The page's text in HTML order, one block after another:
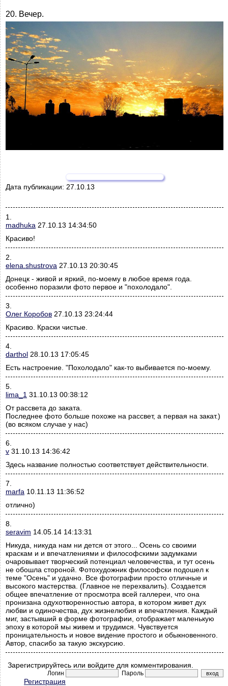
20. Вечер.
Дата публикации: 27.10.13
1.
madhuka 27.10.13 14:34:50
Красиво!
2.
elena.shustrova 27.10.13 20:30:45
Донецк - живой и яркий, по-моему в любое время года.
особенно поразили фото первое и "похолодало".
3.
Олег Коробов 27.10.13 23:24:44
Красиво. Краски чистые.
4.
darthol 28.10.13 17:05:45
Есть настроение. "Похолодало" как-то выбивается по-моему.
5.
lima_1 31.10.13 00:38:12
От рассвета до заката.
Последнее фото больше похоже на рассвет, а первая на закат.)
(во всяком случае у нас)
6.
v 31.10.13 14:36:42
Здесь название полностью соответствует действительности.
7.
marfa 10.11.13 11:36:52
отлично)
8.
seravim 14.05.14 14:13:31
Никуда, никуда нам ни дется от этого... Осень со своими
краскам и и впечатлениями и философскими задумками
очаровывает творческий потенциал человечества, и тут осень
не обошла стороной. Фотохудожник философски подошел к
теме "Осень" и удачно. Все фотографии просто отличные и
высокого мастерства. (Главное не перехвалить). Создается
общее впечатление от просмотра всей галлереи, что она
пронизана одухотворенностью автора, в котором живет дух
любви и одиночества, дух жизнелюбия и впечатления. Каждый
миг, застывший в форме фотографии, отображает маленькую
эпоху в которой мы живем и трудимся. Чувствуется
проницательность и новое видение простого и обыкновенного.
Автор, спасибо за такую экскурсию.
Зарегистрируйтесь или войдите для комментирования.
Логин Пароль
Регистрация